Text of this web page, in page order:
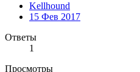
Kellhound
15 Фев 2017
Ответы
1
Просмотры